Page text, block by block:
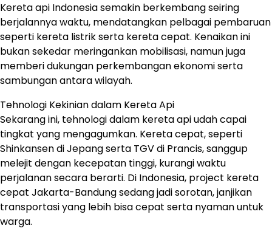
Kereta api Indonesia semakin berkembang seiring
berjalannya waktu, mendatangkan pelbagai pembaruan
seperti kereta listrik serta kereta cepat. Kenaikan ini
bukan sekedar meringankan mobilisasi, namun juga
memberi dukungan perkembangan ekonomi serta
sambungan antara wilayah.
Tehnologi Kekinian dalam Kereta Api
Sekarang ini, tehnologi dalam kereta api udah capai
tingkat yang mengagumkan. Kereta cepat, seperti
Shinkansen di Jepang serta TGV di Prancis, sanggup
melejit dengan kecepatan tinggi, kurangi waktu
perjalanan secara berarti. Di Indonesia, project kereta
cepat Jakarta-Bandung sedang jadi sorotan, janjikan
transportasi yang lebih bisa cepat serta nyaman untuk
warga.